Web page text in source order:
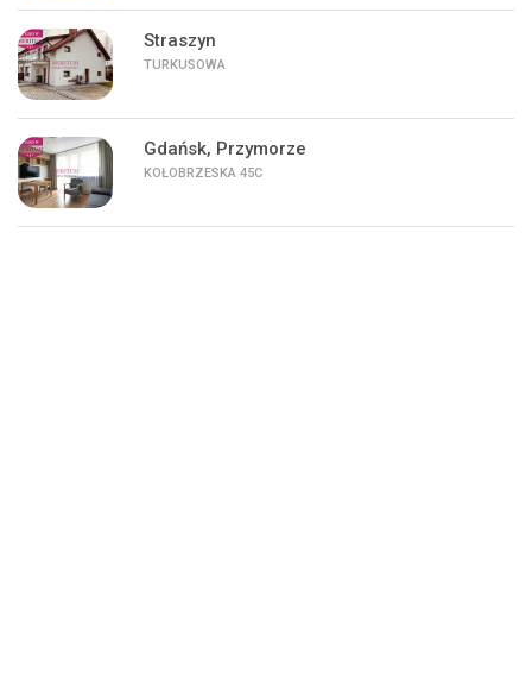
Straszyn
TURKUSOWA
Gdańsk, Przymorze
KOŁOBRZESKA 45C